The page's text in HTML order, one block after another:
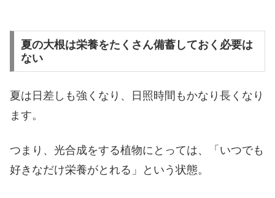
夏の大根は栄養をたくさん備蓄しておく必要は
ない
夏は日差しも強くなり、日照時間もかなり長くなり
ます。
つまり、光合成をする植物にとっては、「いつでも
好きなだけ栄養がとれる」という状態。